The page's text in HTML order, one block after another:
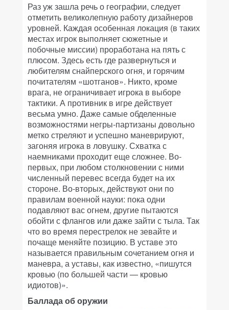
Раз уж зашла речь о географии, следует
отметить великолепную работу дизайнеров
уровней. Каждая особенная локация (в таких
местах игрок выполняет сюжетные и
побочные миссии) проработана на пять с
плюсом. Здесь есть где развернуться и
любителям снайперского огня, и горячим
почитателям «шотганов». Никто, кроме
врага, не ограничивает игрока в выборе
тактики. А противник в игре действует
весьма умно. Даже самые обделенные
возможностями негры-партизаны довольно
метко стреляют и успешно маневрируют,
загоняя игрока в ловушку. Схватка с
наемниками проходит еще сложнее. Во-
первых, при любом столкновении с ними
численный перевес всегда будет на их
стороне. Во-вторых, действуют они по
правилам военной науки: пока одни
подавляют вас огнем, другие пытаются
обойти с флангов или даже зайти с тыла. Так
что во время перестрелок не зевайте и
почаще меняйте позицию. В уставе это
называется правильным сочетанием огня и
маневра, а уставы, как известно, «пишутся
кровью (по большей части — кровью
идиотов)».
Баллада об оружии